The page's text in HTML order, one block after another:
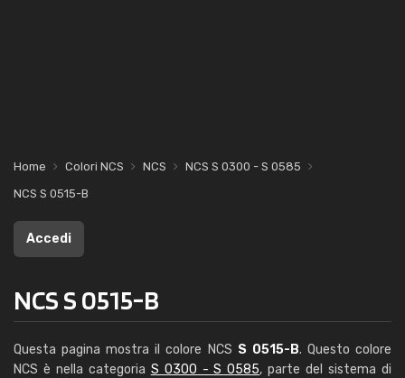
Home Colori NCS NCS
NCS S 0300 - S 0585
NCS S 0515-B
Accedi
NCS S 0515-B
Questa pagina mostra il colore NCS S 0515-B. Questo colore
NCS è nella categoria S 0300 - S 0585, parte del sistema di